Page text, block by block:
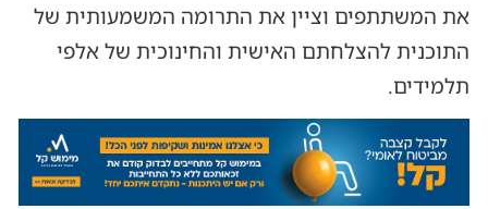
את המשתתפים וציין את התרומה המשמעותית של
התוכנית להצלחתם האישית והחינוכית של אלפי
תלמידים.